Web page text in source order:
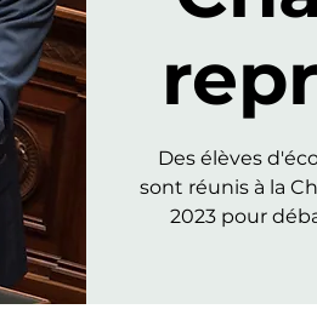
Des élèves
sont réunis à la
2023 pour